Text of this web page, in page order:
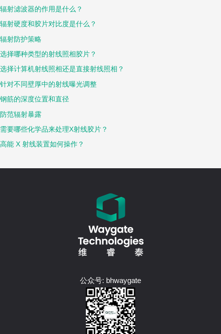
辐射滤波器的作用是什么？
辐射硬度和胶片对比度是什么？
辐射防护策略
选择哪种类型的射线照相胶片？
选择计算机射线照相还是直接射线照相？
针对不同壁厚中的射线曝光调整
钢筋的深度位置和直径
防范辐射暴露
需要哪些化学品来处理X射线胶片？
高能 X 射线装置如何操作？
公众号: bhwaygate